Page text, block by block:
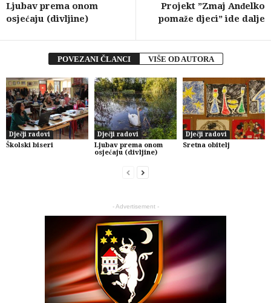
Ljubav prema onom
osjećaju (divljine)
Projekt ”Zmaj Anđelko
pomaže djeci” ide dalje
POVEZANI ČLANCI VIŠE OD AUTORA
Dječji radovi
Školski biseri
Dječji radovi
Ljubav prema onom
osjećaju (divljine)
Dječji radovi
Sretna obitelj
- Advertisement -